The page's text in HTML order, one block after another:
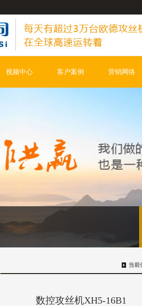
视频中心 客户案例 营销网络
当前
数控攻丝机XH5-16B1